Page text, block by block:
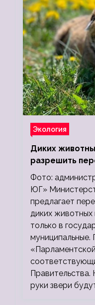
Экология
Диких
разрешить
зоопарки
Фото:
ЮГ»
предлагает
диких животных
только в
Правительства.
руки звери